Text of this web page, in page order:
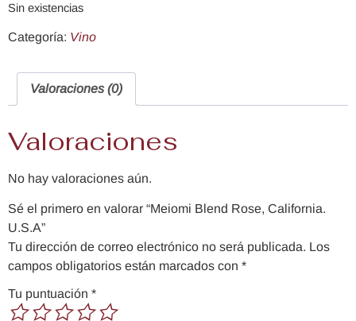
Sin existencias
Categoría: Vino
Valoraciones (0)
Valoraciones
No hay valoraciones aún.
Sé el primero en valorar “Meiomi Blend Rose, California.
U.S.A”
Tu dirección de correo electrónico no será publicada. Los
campos obligatorios están marcados con *
Tu puntuación *